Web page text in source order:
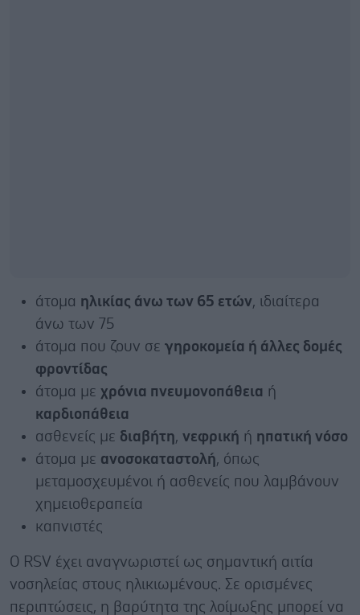
άτομα ηλικίας άνω των 65 ετών, ιδιαίτερα
άνω των 75
άτομα που ζουν σε γηροκομεία ή άλλες δομές
φροντίδας
άτομα με χρόνια πνευμονοπάθεια ή
καρδιοπάθεια
ασθενείς με διαβήτη, νεφρική ή ηπατική νόσο
άτομα με ανοσοκαταστολή, όπως
μεταμοσχευμένοι ή ασθενείς που λαμβάνουν
χημειοθεραπεία
καπνιστές
Ο RSV έχει αναγνωριστεί ως σημαντική αιτία
νοσηλείας στους ηλικιωμένους. Σε ορισμένες
περιπτώσεις, η βαρύτητα της λοίμωξης μπορεί να